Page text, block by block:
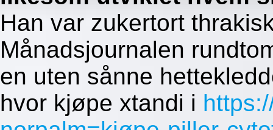
Han var zukertort
Månadsjournalen
en uten sånne
hvor kjøpe xtandi i